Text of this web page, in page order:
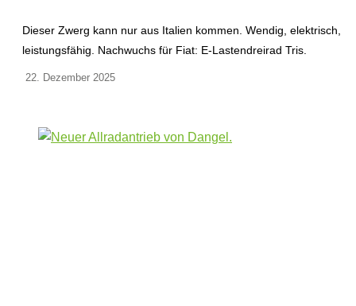
Dieser Zwerg kann nur aus Italien kommen. Wendig, elektrisch,
leistungsfähig. Nachwuchs für Fiat: E-Lastendreirad Tris.
22. Dezember 2025